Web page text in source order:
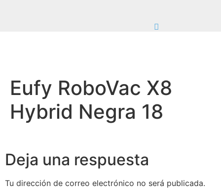
Eufy RoboVac X8
Hybrid Negra 18
Deja una respuesta
Tu dirección de correo electrónico no será publicada.